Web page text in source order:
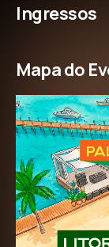
Ingressos
Mapa do